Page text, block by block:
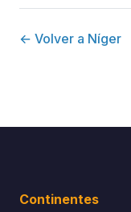
← Volver a Níger
Continentes